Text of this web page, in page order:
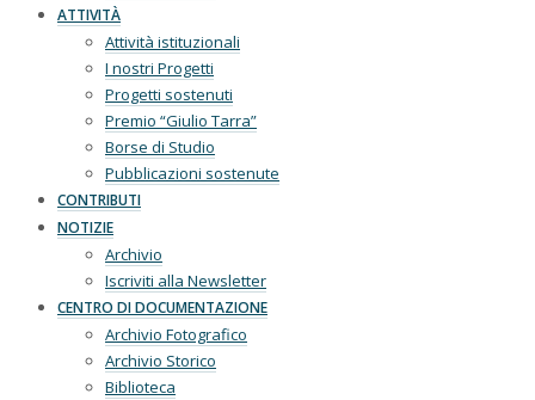
ATTIVITÀ
Attività istituzionali
I nostri Progetti
Progetti sostenuti
Premio “Giulio Tarra”
Borse di Studio
Pubblicazioni sostenute
CONTRIBUTI
NOTIZIE
Archivio
Iscriviti alla Newsletter
CENTRO DI DOCUMENTAZIONE
Archivio Fotografico
Archivio Storico
Biblioteca